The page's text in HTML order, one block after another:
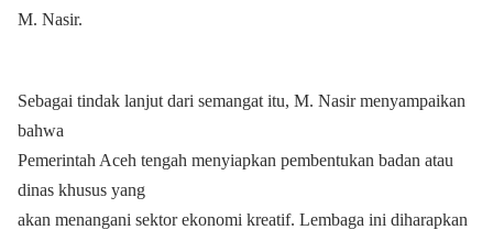
M. Nasir.
Sebagai tindak lanjut dari semangat itu, M. Nasir menyampaikan
bahwa
Pemerintah Aceh tengah menyiapkan pembentukan badan atau
dinas khusus yang
akan menangani sektor ekonomi kreatif. Lembaga ini diharapkan